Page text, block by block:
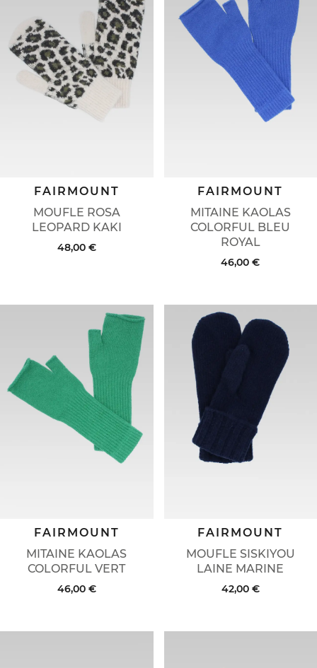
MOUFLE ROSA
LEOPARD KAKI
FAIRMOUNT
48,00 €
MITAINE KAOLAS
COLORFUL BLEU
ROYAL
FAIRMOUNT
46,00 €
MITAINE KAOLAS
COLORFUL VERT
FAIRMOUNT
46,00 €
MOUFLE SISKIYOU
LAINE MARINE
FAIRMOUNT
42,00 €